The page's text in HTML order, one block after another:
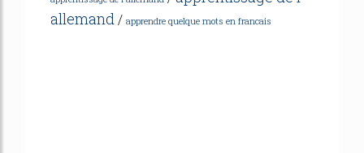
allemand / apprendre quelque mots en francais